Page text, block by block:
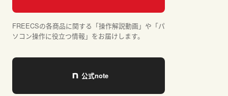
FREECSの各商品に関する「操作解説動画」や「パ
ソコン操作に役立つ情報」をお届けします。